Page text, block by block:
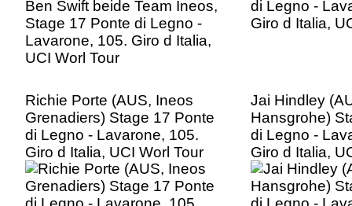
Richie Porte (AUS, Ineos
Grenadiers) Stage 17 Ponte
di Legno - Lavarone, 105.
Giro d Italia, UCI Worl Tour
Jai Hindley
Hansgrohe)
di Legno -
Giro d Italia,